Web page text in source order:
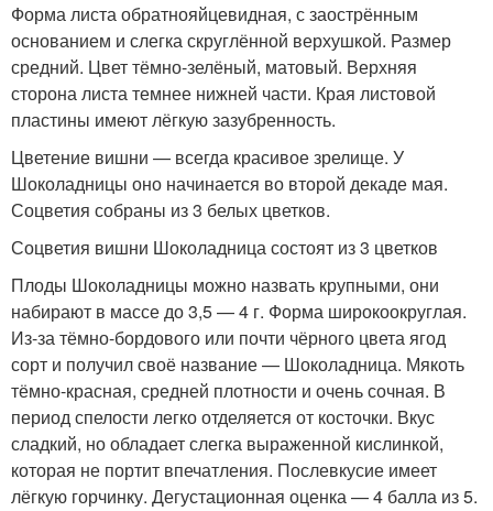
Форма листа обратнояйцевидная, с заострённым
основанием и слегка скруглённой верхушкой. Размер
средний. Цвет тёмно-зелёный, матовый. Верхняя
сторона листа темнее нижней части. Края листовой
пластины имеют лёгкую зазубренность.
Цветение вишни — всегда красивое зрелище. У
Шоколадницы оно начинается во второй декаде мая.
Соцветия собраны из 3 белых цветков.
Соцветия вишни Шоколадница состоят из 3 цветков
Плоды Шоколадницы можно назвать крупными, они
набирают в массе до 3,5 — 4 г. Форма широкоокруглая.
Из-за тёмно-бордового или почти чёрного цвета ягод
сорт и получил своё название — Шоколадница. Мякоть
тёмно-красная, средней плотности и очень сочная. В
период спелости легко отделяется от косточки. Вкус
сладкий, но обладает слегка выраженной кислинкой,
которая не портит впечатления. Послевкусие имеет
лёгкую горчинку. Дегустационная оценка — 4 балла из 5.